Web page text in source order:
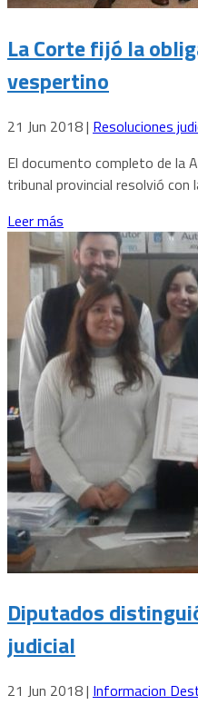
La Corte fijó la
vespertino
21 Jun 2018| Resoluciones
El documento completo de la
tribunal provincial resolvió con
Leer más
Diputados
judicial
21 Jun 2018| Informacion